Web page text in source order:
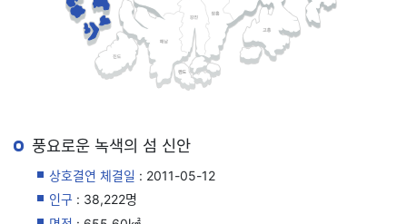
풍요로운 녹색의 섬 신안
상호결연 체결일 : 2011-05-12
인구 : 38,222명